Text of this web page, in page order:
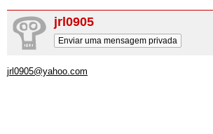
jrl0905
Enviar uma mensagem privada
jrl0905@yahoo.com